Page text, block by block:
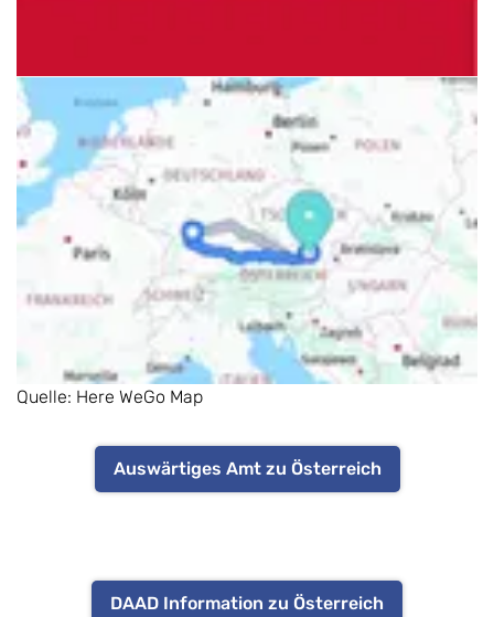
Quelle: Here WeGo Map
Auswärtiges Amt zu Österreich
DAAD Information zu Österreich